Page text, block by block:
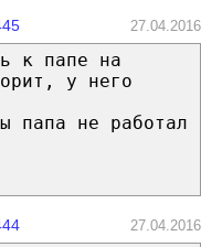
27.04.2016
к папе на
у него
папа не работал
27.04.2016